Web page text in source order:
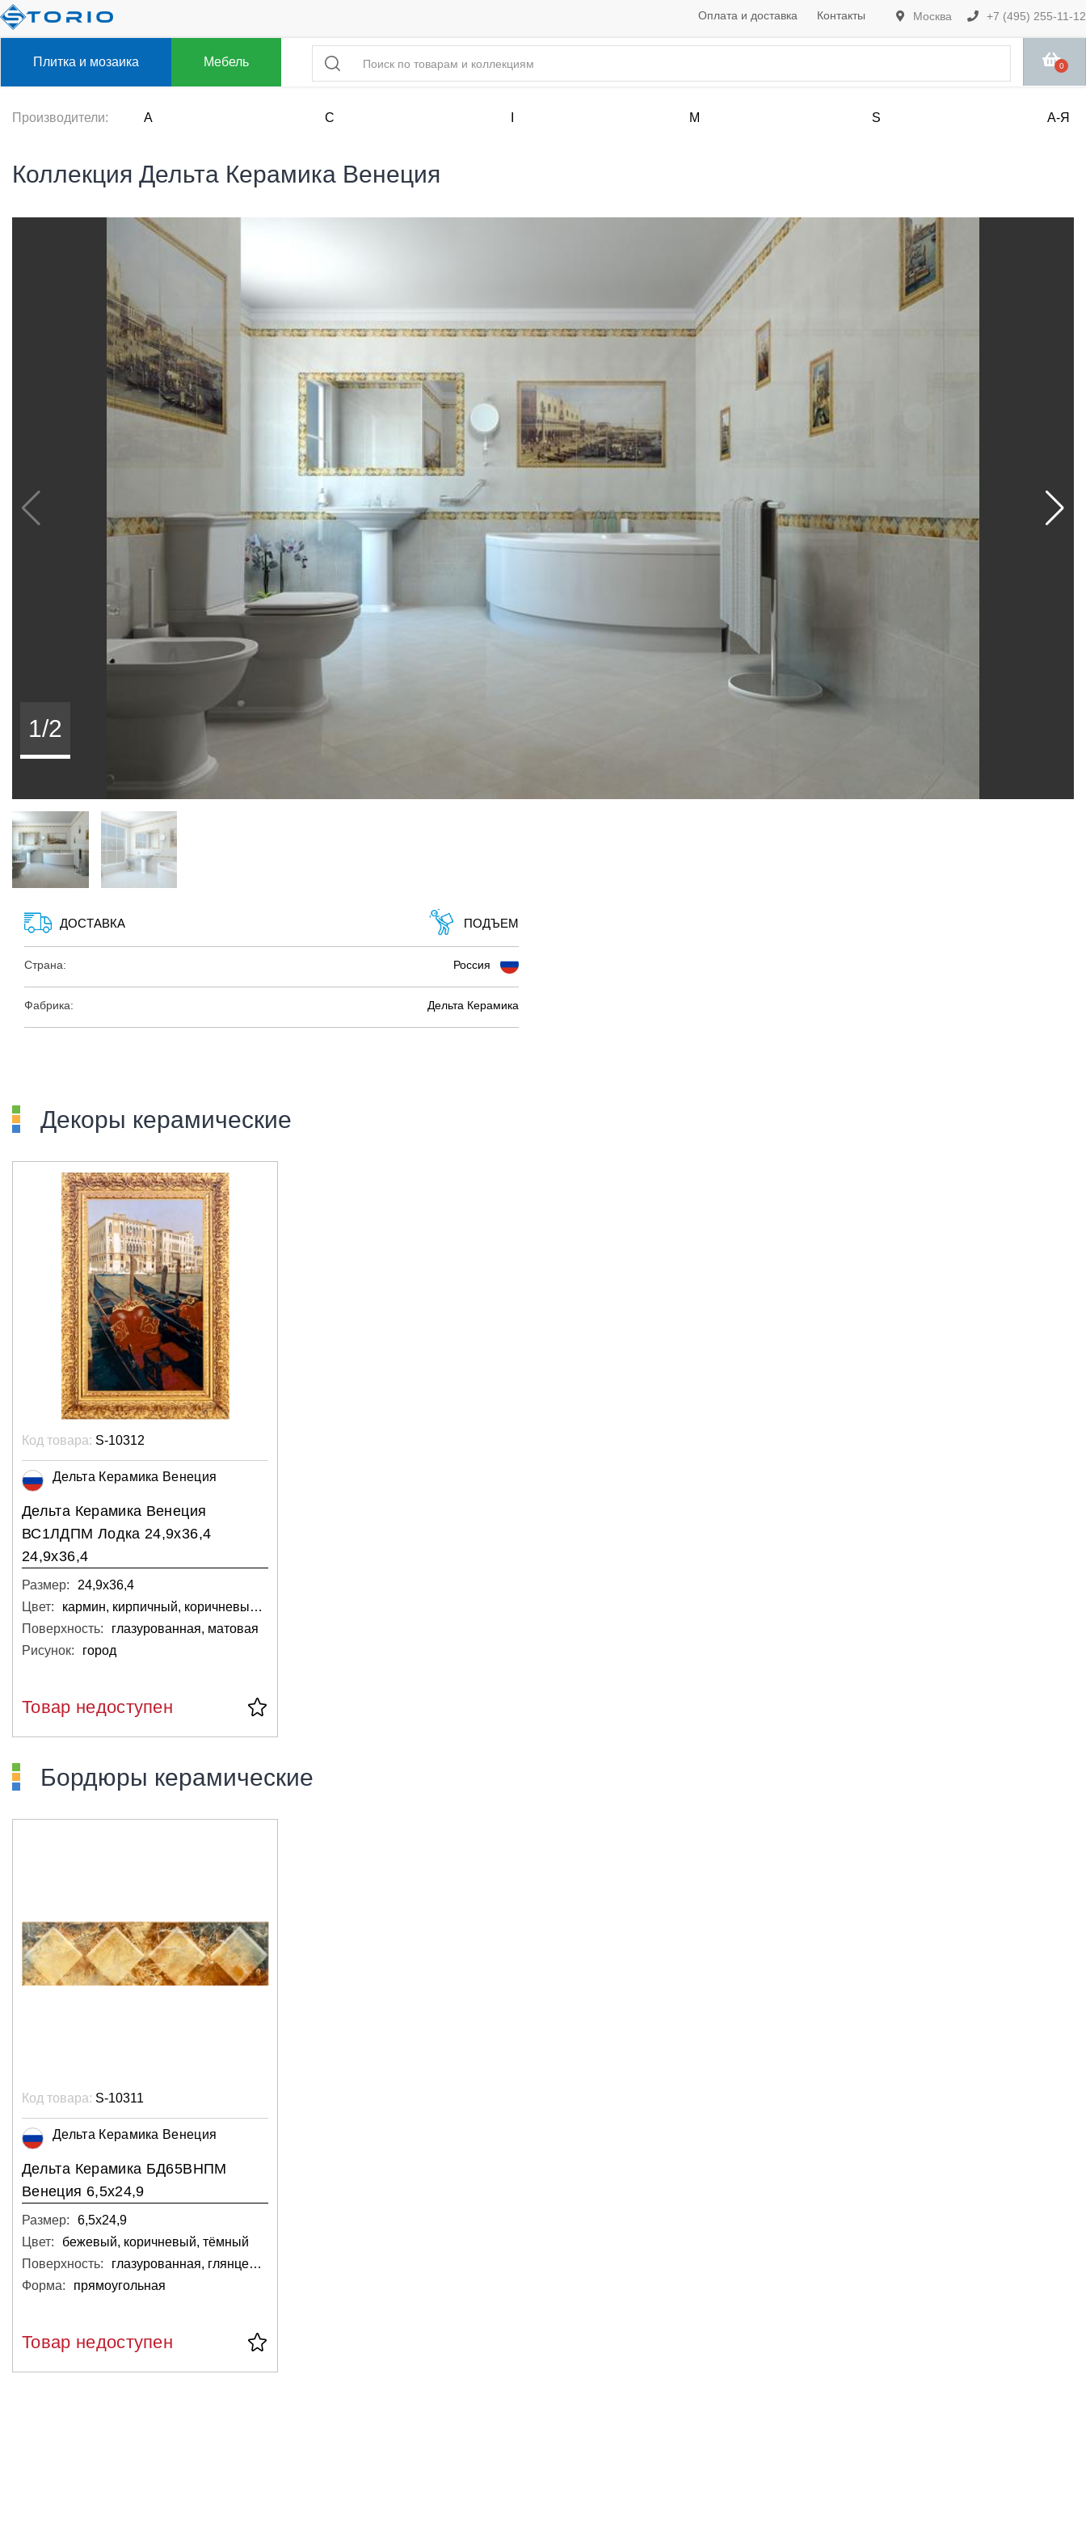
Москва +7 (495) 255-11-12
Оплата и доставка Контакты
Плитка и мозаика Мебель 0
Производители: A C M S А-Я
Коллекция Дельта Керамика Венеция
1/2
ДОСТАВКА ПОДЪЕМ
Страна: Россия
Фабрика: Дельта Керамика
Декоры керамические
Код товара: S-10312
Дельта Керамика Венеция
Дельта Керамика Венеция
ВС1ЛДПМ Лодка 24,9x36,4
24,9x36,4
Размер:
24,9x36,4
Цвет:
кармин, кирпичный, коричневый, тёмный
Поверхность:
глазурованная, матовая
Рисунок:
город
Товар недоступен
Бордюры керамические
Код товара: S-10311
Дельта Керамика Венеция
Дельта Керамика БД65ВНПМ
Венеция 6,5x24,9
Размер:
6,5х24,9
Цвет:
бежевый, коричневый, тёмный
Поверхность:
глазурованная, глянцевая
Форма:
прямоугольная
Товар недоступен